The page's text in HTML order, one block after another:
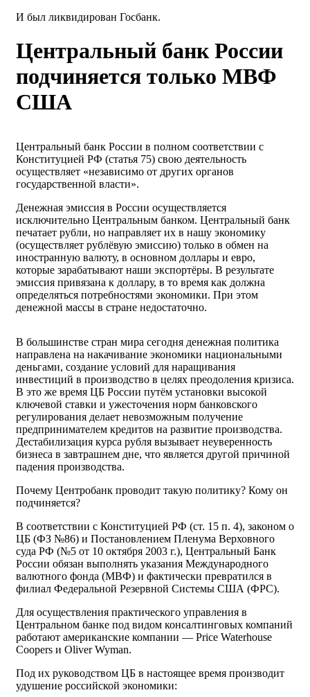
И был ликвидирован Госбанк.
Центральный банк России
подчиняется только МВФ
США
Центральный банк России в полном соответствии с
Конституцией РФ (статья 75) свою деятельность
осуществляет «независимо от других органов
государственной власти».
Денежная эмиссия в России осуществляется
исключительно Центральным банком. Центральный банк
печатает рубли, но направляет их в нашу экономику
(осуществляет рублёвую эмиссию) только в обмен на
иностранную валюту, в основном доллары и евро,
которые зарабатывают наши экспортёры. В результате
эмиссия привязана к доллару, в то время как должна
определяться потребностями экономики. При этом
денежной массы в стране недостаточно.
В большинстве стран мира сегодня денежная политика
направлена на накачивание экономики национальными
деньгами, создание условий для наращивания
инвестиций в производство в целях преодоления кризиса.
В это же время ЦБ России путём установки высокой
ключевой ставки и ужесточения норм банковского
регулирования делает невозможным получение
предпринимателем кредитов на развитие производства.
Дестабилизация курса рубля вызывает неуверенность
бизнеса в завтрашнем дне, что является другой причиной
падения производства.
Почему Центробанк проводит такую политику? Кому он
подчиняется?
В соответствии с Конституцией РФ (ст. 15 п. 4), законом о
ЦБ (ФЗ №86) и Постановлением Пленума Верховного
суда РФ (№5 от 10 октября 2003 г.), Центральный Банк
России обязан выполнять указания Международного
валютного фонда (МВФ) и фактически превратился в
филиал Федеральной Резервной Системы США (ФРС).
Для осуществления практического управления в
Центральном банке под видом консалтинговых компаний
работают американские компании — Price Waterhouse
Coopers и Oliver Wyman.
Под их руководством ЦБ в настоящее время производит
удушение российской экономики: